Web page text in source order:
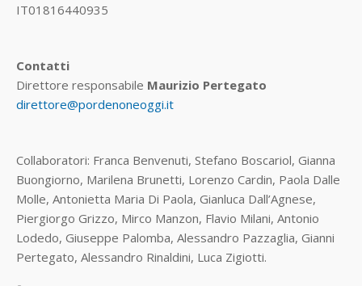
IT01816440935
Contatti
Direttore responsabile Maurizio Pertegato
direttore@pordenoneoggi.it
Collaboratori: Franca Benvenuti, Stefano Boscariol, Gianna
Buongiorno, Marilena Brunetti, Lorenzo Cardin, Paola Dalle
Molle, Antonietta Maria Di Paola, Gianluca Dall’Agnese,
Piergiorgo Grizzo, Mirco Manzon, Flavio Milani, Antonio
Lodedo, Giuseppe Palomba, Alessandro Pazzaglia, Gianni
Pertegato, Alessandro Rinaldini, Luca Zigiotti.